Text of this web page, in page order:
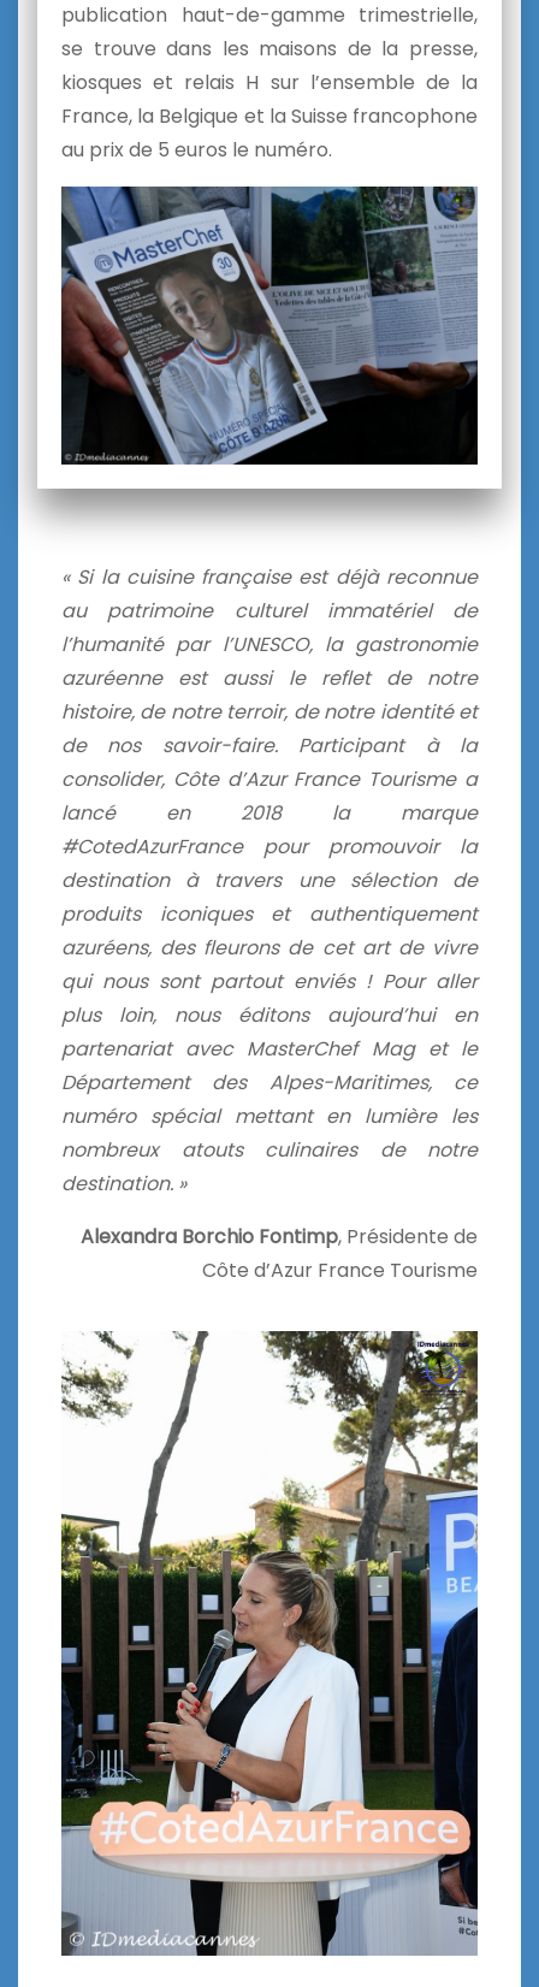
publication haut-de-gamme trimestrielle,
se trouve dans les maisons de la presse,
kiosques et relais H sur l’ensemble de la
France, la Belgique et la Suisse francophone
au prix de 5 euros le numéro.
« Si la cuisine française est déjà reconnue
au patrimoine culturel immatériel de
l’humanité par l’UNESCO, la gastronomie
azuréenne est aussi le reflet de notre
histoire, de notre terroir, de notre identité et
de nos savoir-faire. Participant à la
consolider, Côte d’Azur France Tourisme a
lancé en 2018 la marque
#CotedAzurFrance pour promouvoir la
destination à travers une sélection de
produits iconiques et authentiquement
azuréens, des fleurons de cet art de vivre
qui nous sont partout enviés ! Pour aller
plus loin, nous éditons aujourd’hui en
partenariat avec MasterChef Mag et le
Département des Alpes-Maritimes, ce
numéro spécial mettant en lumière les
nombreux atouts culinaires de notre
destination. »
Alexandra Borchio Fontimp, Présidente de
Côte d’Azur France Tourisme